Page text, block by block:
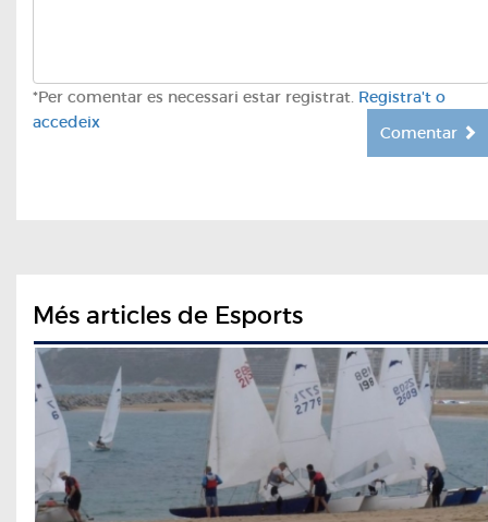
*Per comentar es necessari estar registrat. Registra't o
accedeix
Comentar
Més articles de Esports